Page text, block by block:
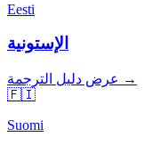
Eesti
الإستونية
عرض دليل الترجمة →
🇫🇮
Suomi